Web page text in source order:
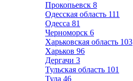
Прокопьевск 8
Одесская область 111
Одесса 81
Черноморск 6
Харьковская область 103
Харьков 96
Дергачи 3
Тульская область 101
Тула 46